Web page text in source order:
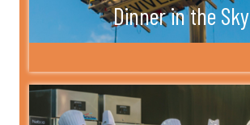
Dinner in the Sky